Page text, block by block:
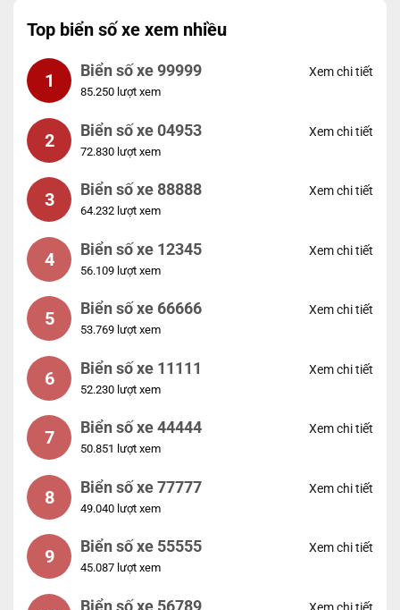
Top biển số xe xem nhiều
1 Biển số xe 99999
85.250 lượt xem
Xem chi tiết
2 Biển số xe 04953
72.830 lượt xem
Xem chi tiết
3 Biển số xe 88888
64.232 lượt xem
Xem chi tiết
4 Biển số xe 12345
56.109 lượt xem
Xem chi tiết
5 Biển số xe 66666
53.769 lượt xem
Xem chi tiết
6 Biển số xe 11111
52.230 lượt xem
Xem chi tiết
7 Biển số xe 44444
50.851 lượt xem
Xem chi tiết
8 Biển số xe 77777
49.040 lượt xem
Xem chi tiết
9 Biển số xe 55555
45.087 lượt xem
Xem chi tiết
Biển số xe 56789